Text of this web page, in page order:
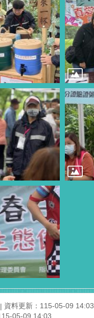
資料更新：115-05-09 14:03
05-09 14:03